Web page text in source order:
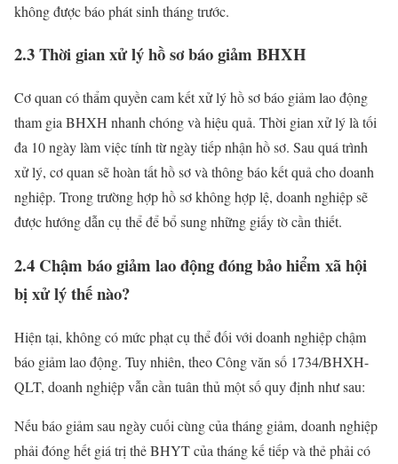
không được báo phát sinh tháng trước.
2.3 Thời gian xử lý hồ sơ báo giảm BHXH
Cơ quan có thẩm quyền cam kết xử lý hồ sơ báo giảm lao động
tham gia BHXH nhanh chóng và hiệu quả. Thời gian xử lý là tối
đa 10 ngày làm việc tính từ ngày tiếp nhận hồ sơ. Sau quá trình
xử lý, cơ quan sẽ hoàn tất hồ sơ và thông báo kết quả cho doanh
nghiệp. Trong trường hợp hồ sơ không hợp lệ, doanh nghiệp sẽ
được hướng dẫn cụ thể để bổ sung những giấy tờ cần thiết.
2.4 Chậm báo giảm lao động đóng bảo hiểm xã hội
bị xử lý thế nào?
Hiện tại, không có mức phạt cụ thể đối với doanh nghiệp chậm
báo giảm lao động. Tuy nhiên, theo Công văn số 1734/BHXH-
QLT, doanh nghiệp vẫn cần tuân thủ một số quy định như sau:
Nếu báo giảm sau ngày cuối cùng của tháng giảm, doanh nghiệp
phải đóng hết giá trị thẻ BHYT của tháng kế tiếp và thẻ phải có